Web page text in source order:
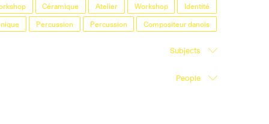
Céramique Atelier Workshop
Identité
Percussion Percussion Compositeur danois
Subjects
People